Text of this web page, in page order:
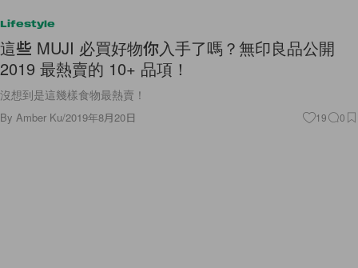
Lifestyle
這些 MUJI 必買好物你入手了嗎？無印良品公開
2019 最熱賣的 10+ 品項！
沒想到是這幾樣食物最熱賣！
By Amber Ku/2019年8月20日 19 0